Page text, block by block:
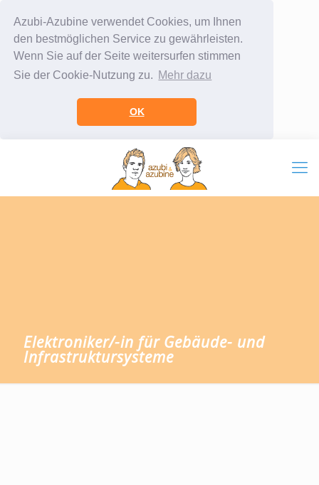
Azubi-Azubine verwendet Cookies, um Ihnen
den bestmöglichen Service zu gewährleisten.
Wenn Sie auf der Seite weitersurfen stimmen
Sie der Cookie-Nutzung zu. Mehr dazu
OK
Elektroniker/-in für Gebäude- und
Infrastruktursysteme